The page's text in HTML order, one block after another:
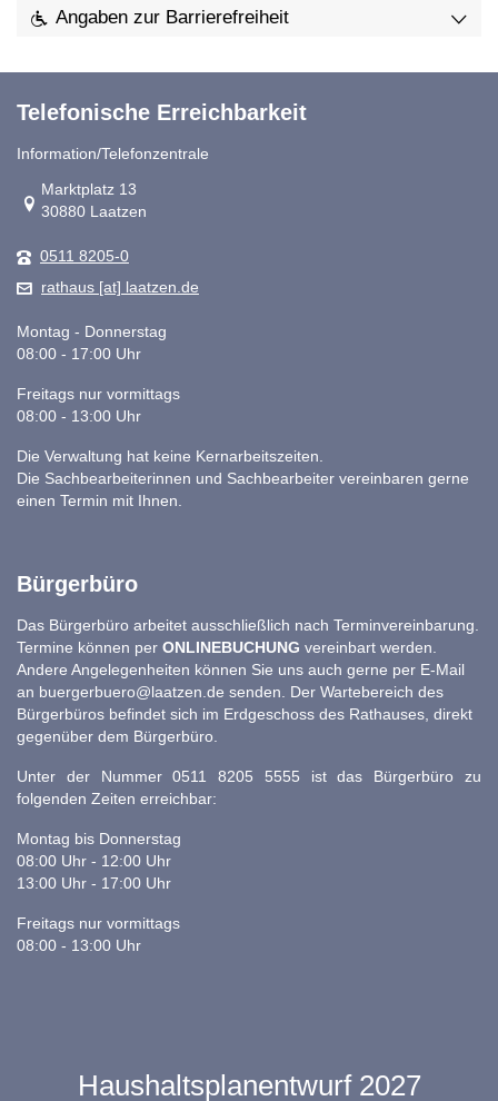
Angaben zur Barrierefreiheit
Telefonische Erreichbarkeit
Information/Telefonzentrale
Link zur Google-Maps Navigation
Marktplatz 13
30880 Laatzen
0511 8205-0
rathaus [at] laatzen.de
Montag - Donnerstag
08:00 - 17:00 Uhr
Freitags nur vormittags
08:00 - 13:00 Uhr
Die Verwaltung hat keine Kernarbeitszeiten.
Die Sachbearbeiterinnen und Sachbearbeiter vereinbaren gerne
einen Termin mit Ihnen.
Bürgerbüro
Das Bürgerbüro arbeitet ausschließlich nach Terminvereinbarung.
Termine können per ONLINEBUCHUNG vereinbart werden.
Andere Angelegenheiten können Sie uns auch gerne per E-Mail
an buergerbuero@laatzen.de senden. Der Wartebereich des
Bürgerbüros befindet sich im Erdgeschoss des Rathauses, direkt
gegenüber dem Bürgerbüro.
Unter der Nummer 0511 8205 5555 ist das Bürgerbüro zu
folgenden Zeiten erreichbar:
Montag bis Donnerstag
08:00 Uhr - 12:00 Uhr
13:00 Uhr - 17:00 Uhr
Freitags nur vormittags
08:00 - 13:00 Uhr
Haushaltsplanentwurf 2027